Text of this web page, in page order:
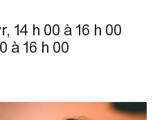
, 14 h 00 à 16 h 00
à 16 h 00